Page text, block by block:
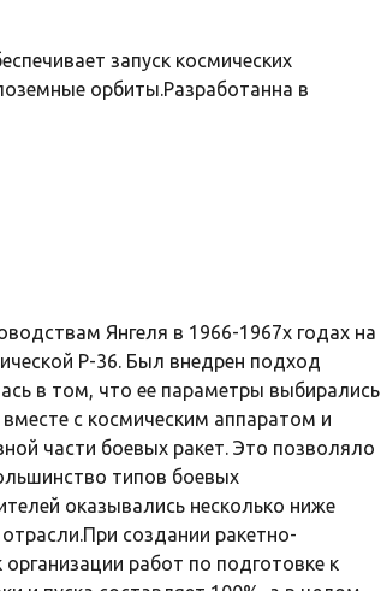
запуск космических
орбиты.Разработанна в
Янгеля в 1966-1967х годах на
Р-36. Был внедрен подход
в том, что ее параметры выбирались
с космическим аппаратом и
части боевых ракет. Это позволяло
типов боевых
оказывались несколько ниже
создании ракетно-
работ по подготовке к